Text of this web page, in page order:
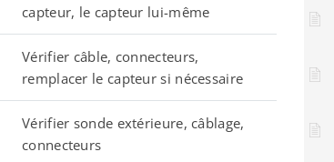
capteur, le capteur lui-même
Vérifier câble, connecteurs,
remplacer le capteur si nécessaire
Vérifier sonde extérieure, câblage,
connecteurs